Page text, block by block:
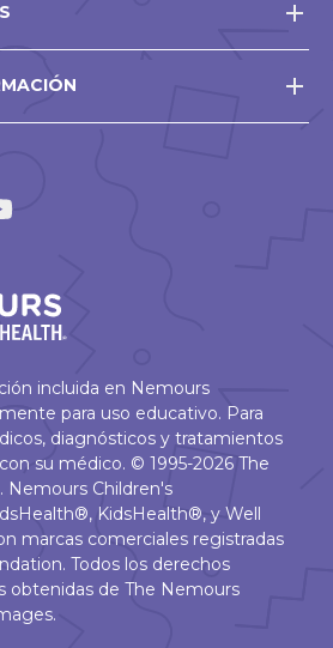
incluida en Nemours
para uso educativo. Para
diagnósticos y tratamientos
su médico. © 1995-2026 The
Nemours Children's
KidsHealth®, y Well
marcas comerciales registradas
Todos los derechos
obtenidas de The Nemours